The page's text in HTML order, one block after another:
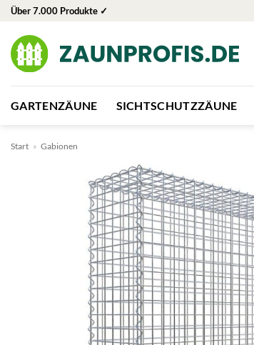
Zum
springen
Über 7.000 Produkte ✓
GARTENZÄUNE SICHTSCHUTZZÄUNE
Start » Gabionen